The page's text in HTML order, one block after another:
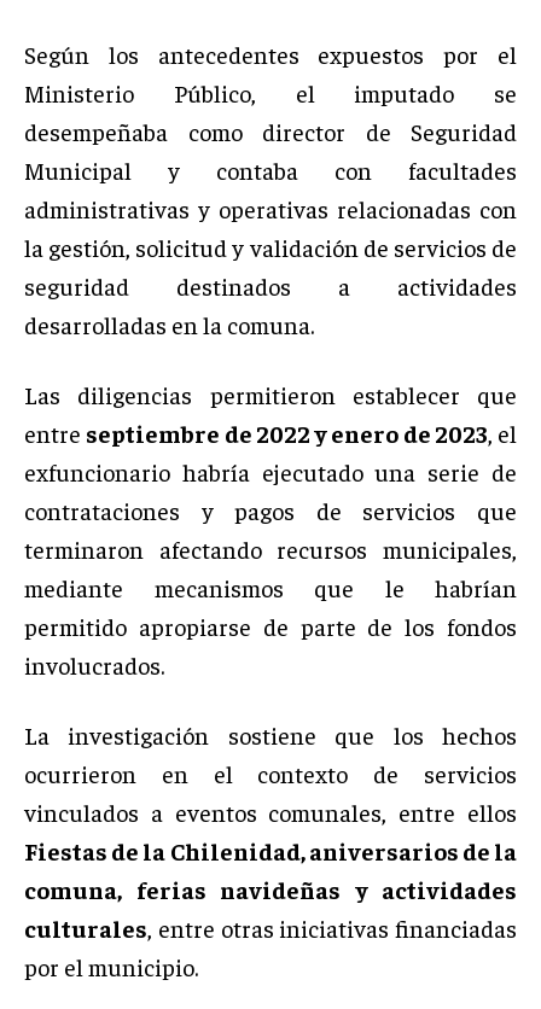
Según los antecedentes expuestos por el
Ministerio Público, el imputado se
desempeñaba como director de Seguridad
Municipal y contaba con facultades
administrativas y operativas relacionadas con
la gestión, solicitud y validación de servicios de
seguridad destinados a actividades
desarrolladas en la comuna.
Las diligencias permitieron establecer que
entre septiembre de 2022 y enero de 2023 , el
exfuncionario habría ejecutado una serie de
contrataciones y pagos de servicios que
terminaron afectando recursos municipales,
mediante mecanismos que le habrían
permitido apropiarse de parte de los fondos
involucrados.
La investigación sostiene que los hechos
ocurrieron en el contexto de servicios
vinculados a eventos comunales, entre ellos
Fiestas de la Chilenidad, aniversarios de la
comuna, ferias navideñas y actividades
culturales , entre otras iniciativas financiadas
por el municipio.